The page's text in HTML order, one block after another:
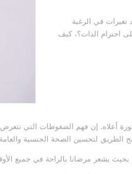
في الرغبة
احترام الذات؟، كيف
أعلاه. إن فهم الضغوطات التي نتعرض
الطريق لتحسين
الصحة الجنسية
يشعر مرضانا بالراحة في جميع